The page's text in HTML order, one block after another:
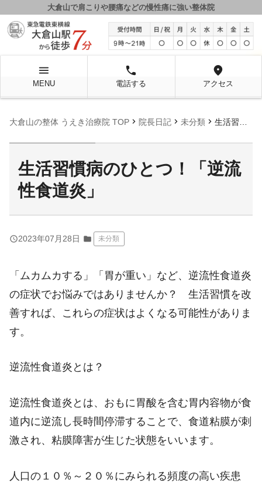
大倉山で肩こりや腰痛などの慢性痛に強い整体院
menu
MENU
local_phone
電話する
location_on
アクセス
大倉山の整体 うえき治療院 TOP chevron_right 院長日記 chevron_right 未分類 chevron_right 生活習慣病のひとつ！「逆流性食道炎」
生活習慣病のひとつ！「逆流
性食道炎」
query_builder2023年07月28日 folder 未分類
「ムカムカする」「胃が重い」など、逆流性食道炎
の症状でお悩みではありませんか？ 生活習慣を改
善すれば、これらの症状はよくなる可能性がありま
す。
逆流性食道炎とは？
逆流性食道炎とは、おもに胃酸を含む胃内容物が食
道内に逆流し長時間停滞することで、食道粘膜が刺
激され、粘膜障害が生じた状態をいいます。
人口の１０％～２０％にみられる頻度の高い疾患